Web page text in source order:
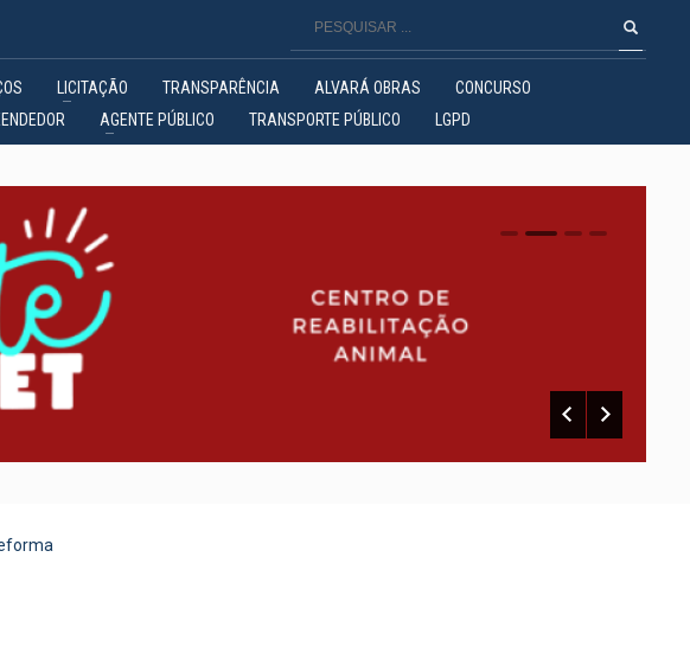
LICITAÇÃO TRANSPARÊNCIA ALVARÁ OBRAS
CONCURSO
AGENTE PÚBLICO TRANSPORTE PÚBLICO LGPD
0 1 2